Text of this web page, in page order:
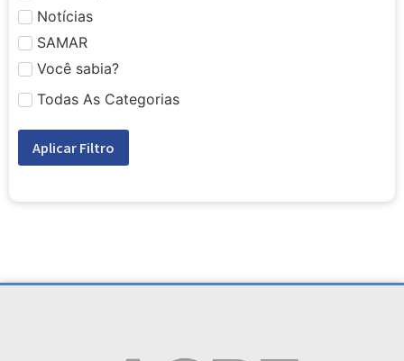
Notícias
SAMAR
Você sabia?
Todas As Categorias
Aplicar Filtro